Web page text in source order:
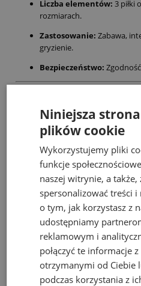
Liczba elementów: 3 piłki
rozmiarach.
Zastosowanie: Zabawa,
gryzienie.
Bezpieczeństwo:
wodę i zachowują się pod jej
mycie w fascynujący eksperyment
Bestsellery
Niniejsza
plików cookie
Wykorzystujemy pliki
funkcje
naszej witrynie, a także,
spersonalizować treści
o tym, jak korzystasz z
udostępniamy
reklamowym i
połączyć te informacje
otrzymanymi od Ciebie
podczas korzystania z